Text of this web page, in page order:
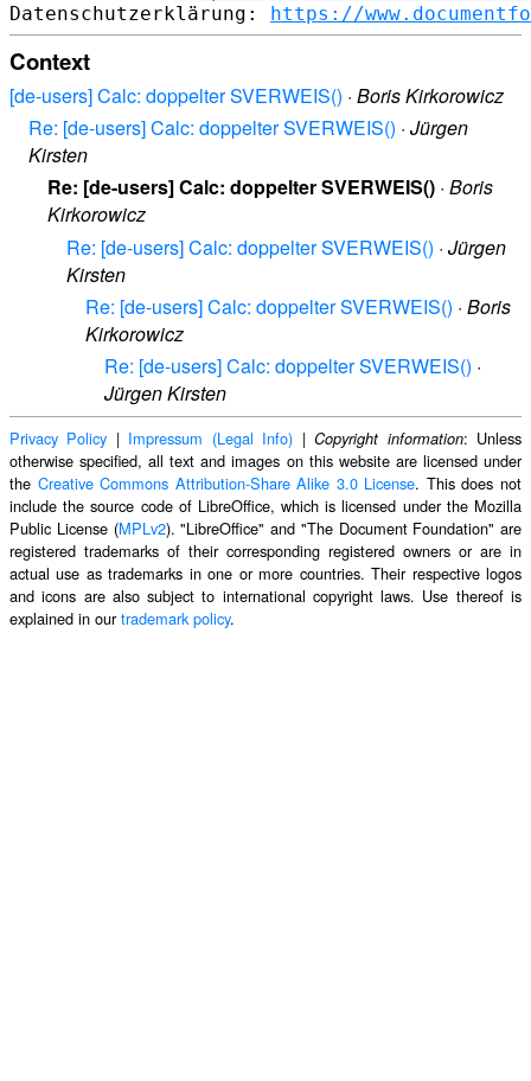
Datenschutzerklärung: https://
Context
[de-users] Calc: doppelter SVERWEIS() · Boris Kirkorowicz
Re: [de-users] Calc: doppelter SVERWEIS() · Jürgen
Kirsten
Re: [de-users] Calc: doppelter SVERWEIS() · Boris
Kirkorowicz
Re: [de-users] Calc: doppelter SVERWEIS() · Jürgen
Kirsten
Re: [de-users] Calc: doppelter SVERWEIS() · Boris
Kirkorowicz
Re: [de-users] Calc: doppelter SVERWEIS() ·
Jürgen Kirsten
Privacy Policy | Impressum (Legal Info) |Copyright information: Unless
otherwise specified, all text and images on this website are licensed under
the Creative Commons Attribution-Share Alike 3.0 License. This does not
include the source code of LibreOffice, which is licensed under the Mozilla
Public License (MPLv2). "LibreOffice" and "The Document Foundation" are
registered trademarks of their corresponding registered owners or are in
actual use as trademarks in one or more countries. Their respective logos
and icons are also subject to international copyright laws. Use thereof is
explained in ourtrademark policy.